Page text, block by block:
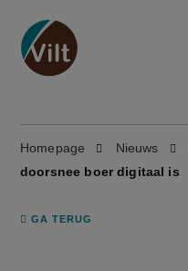
Homepage Nieuws
doorsnee boer digitaal is
GA TERUG